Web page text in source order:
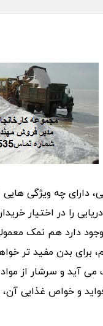
دارای چه ویژگی
را در اختیار
وجود دارد هم نمک
برای بدن مفید تر
آید و سرشار از
و خواص غذایی آن،